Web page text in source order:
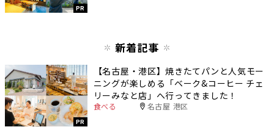
PR
新着記事
PR
【名古屋・港区】焼きたてパンと人気モー
ニングが楽しめる「ベーク&コーヒー チェ
リーみなと店」へ行ってきました！
食べる 名古屋 港区